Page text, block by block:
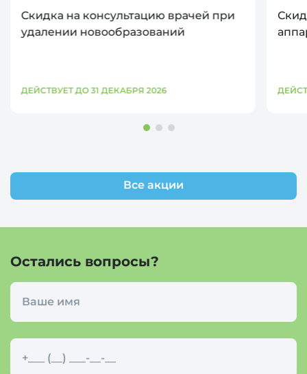
Все акции
Скидка на консультацию врачей при
удалении новообразований
ДЕЙСТВУЕТ ДО 31 ДЕКАБРЯ 2026
Остались вопросы?